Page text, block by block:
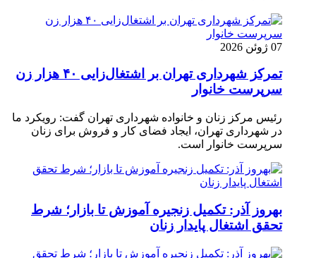
07 ژوئن 2026
تمرکز شهرداری تهران بر اشتغال‌زایی ۴۰ هزار زن
سرپرست خانوار
رئیس مرکز زنان و خانواده شهرداری تهران گفت: رویکرد ما
در شهرداری تهران، ایجاد فضای کار و فروش برای زنان
سرپرست خانوار است.
بهروز آذر: تکمیل زنجیره آموزش تا بازار؛ شرط
تحقق اشتغال پایدار زنان